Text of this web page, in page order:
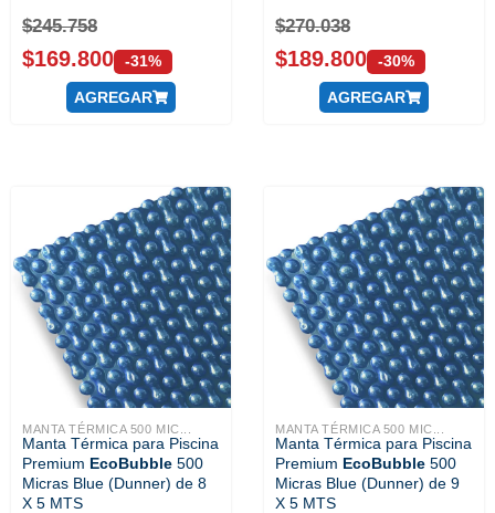
$245.758
$169.800 -31%
AGREGAR
$270.038
$189.800 -30%
AGREGAR
MANTA TÉRMICA 500 MIC...
Manta Térmica para Piscina
Premium EcoBubble 500
Micras Blue (Dunner) de 8
X 5 MTS
MANTA TÉRMICA 500 MIC...
Manta Térmica para Piscina
Premium EcoBubble 500
Micras Blue (Dunner) de 9
X 5 MTS